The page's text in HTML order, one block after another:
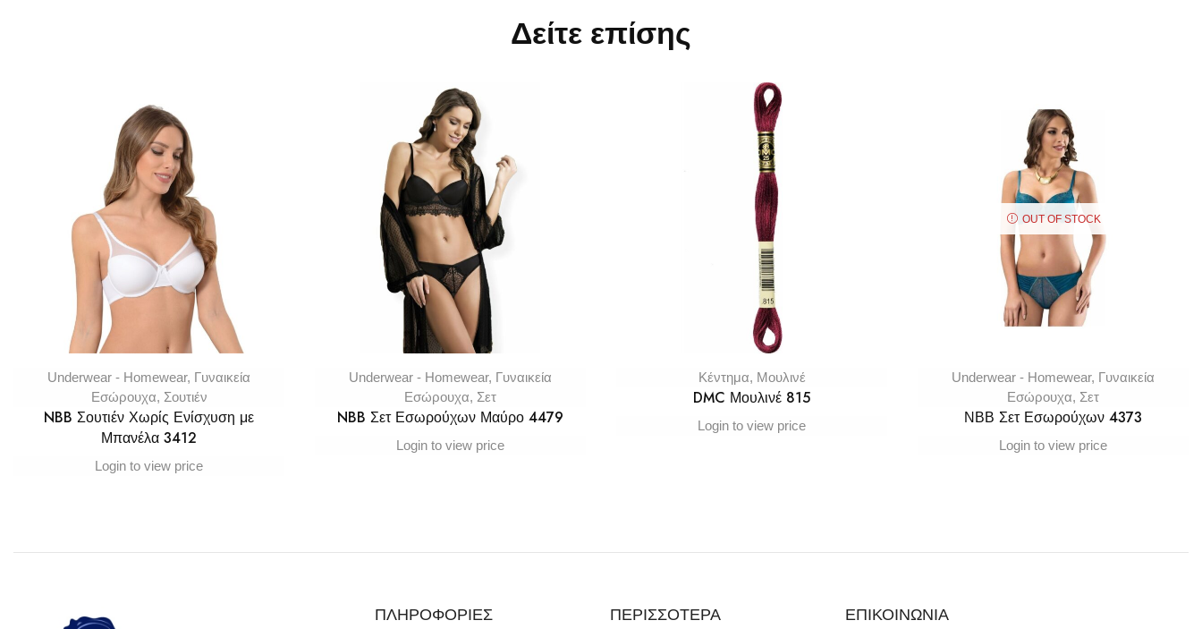
Δείτε επίσης
Underwear - Homewear, Γυναικεία
Εσώρουχα, Σουτιέν
NBB Σουτιέν Χωρίς Ενίσχυση με
Μπανέλα 3412
Login to view price
Underwear - Homewear, Γυναικεία
Εσώρουχα, Σετ
NBB Σετ Εσωρούχων Μαύρο 4479
Login to view price
Κέντημα, Μουλινέ
DMC Μουλινέ 815
Login to view price
OUT OF STOCK
Underwear - Homewear, Γυναικεία
Εσώρουχα, Σετ
ΝΒΒ Σετ Εσωρούχων 4373
Login to view price
ΠΛΗΡΟΦΟΡΙΕΣ ΠΕΡΙΣΣΟΤΕΡΑ ΕΠΙΚΟΙΝΩΝΙΑ